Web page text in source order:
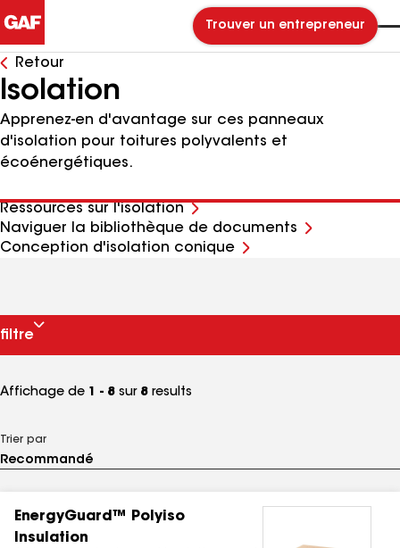
Trouver un entrepreneur
Retour
Isolation
Apprenez-en d'avantage sur ces panneaux
d'isolation pour toitures polyvalents et
écoénergétiques.
Ressources sur l'isolation
Naviguer la bibliothèque de documents
Conception d'isolation conique
filtre
Affichage de 1 - 8 sur 8 results
Trier par
EnergyGuard™ Polyiso
Insulation